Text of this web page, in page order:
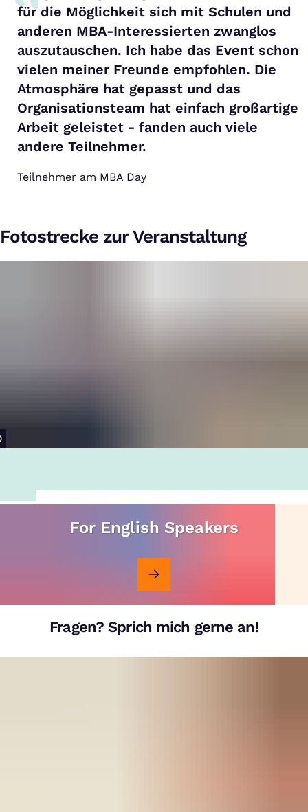
für die Möglichkeit sich mit Schulen und
anderen MBA-Interessierten zwanglos
auszutauschen. Ich habe das Event schon
vielen meiner Freunde empfohlen. Die
Atmosphäre hat gepasst und das
Organisationsteam hat einfach großartige
Arbeit geleistet - fanden auch viele
andere Teilnehmer.
Teilnehmer am MBA Day
Fotostrecke zur Veranstaltung
For English Speakers
Fragen? Sprich mich gerne an!